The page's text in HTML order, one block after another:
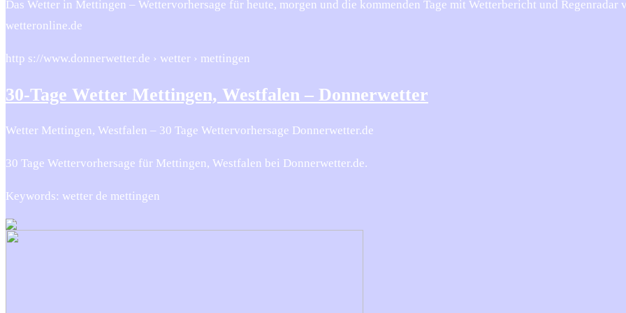
Das Wetter in Mettingen – Wettervorhersage für heute, morgen und die kommenden Tage mit Wetterbericht und Regenradar
wetteronline.de
http s://www.donnerwetter.de › wetter › mettingen
30-Tage Wetter Mettingen, Westfalen – Donnerwetter
Wetter Mettingen, Westfalen – 30 Tage Wettervorhersage Donnerwetter.de
30 Tage Wettervorhersage für Mettingen, Westfalen bei Donnerwetter.de.
Keywords: wetter de mettingen